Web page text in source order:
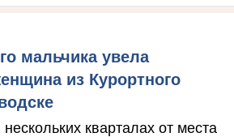
мальчика увела
из Курортного
кварталах от места